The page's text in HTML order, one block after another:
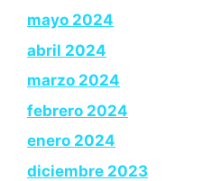
mayo 2024
abril 2024
marzo 2024
febrero 2024
enero 2024
diciembre 2023